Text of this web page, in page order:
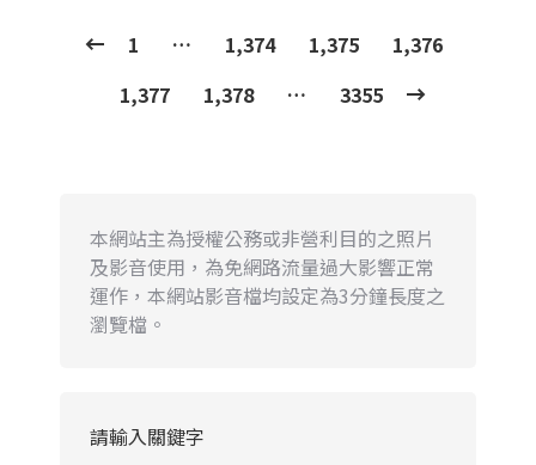
1 … 1,374 1,375
1,376
1,377
1,378 … 3355
本網站主為授權公務或非營利目的之照片
及影音使用，為免網路流量過大影響正常
運作，本網站影音檔均設定為3分鐘長度之
瀏覽檔。
請輸入關鍵字